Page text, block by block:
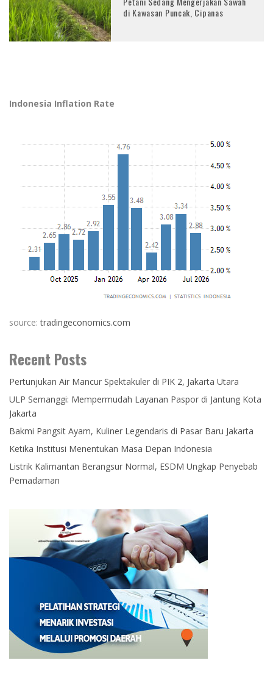
di Kawasan Puncak, Cipanas
Indonesia Inflation Rate
source:tradingeconomics.com
Recent Posts
Pertunjukan Air Mancur Spektakuler di PIK 2, Jakarta Utara
ULP Semanggi: Mempermudah Layanan Paspor di Jantung Kota
Jakarta
Bakmi Pangsit Ayam, Kuliner Legendaris di Pasar Baru Jakarta
Ketika Institusi Menentukan Masa Depan Indonesia
Listrik Kalimantan Berangsur Normal, ESDM Ungkap Penyebab
Pemadaman